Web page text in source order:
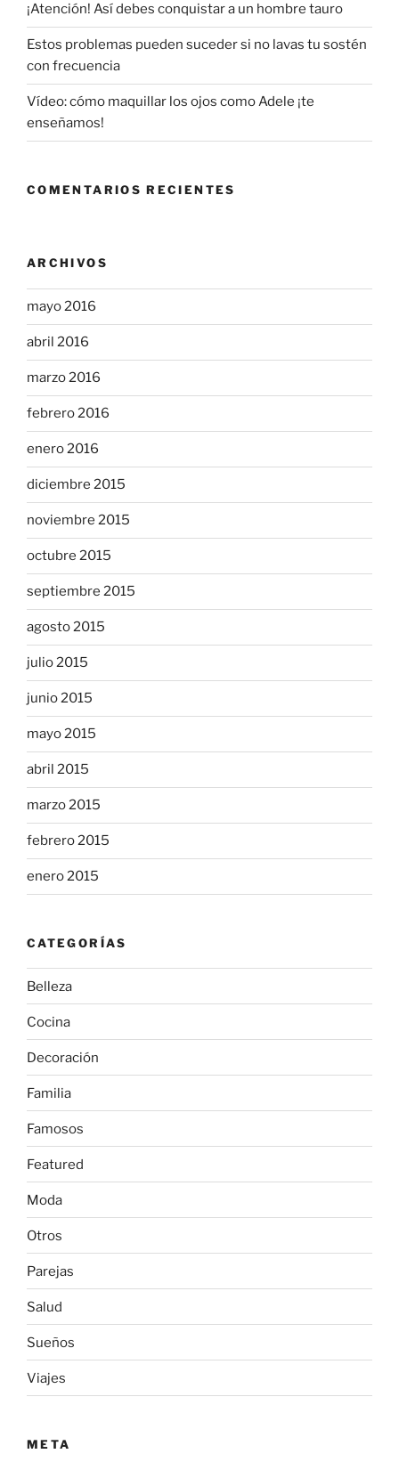
¡Atención! Así debes conquistar a un hombre tauro
Estos problemas pueden suceder si no lavas tu sostén
con frecuencia
Vídeo: cómo maquillar los ojos como Adele ¡te
enseñamos!
COMENTARIOS RECIENTES
ARCHIVOS
mayo 2016
abril 2016
marzo 2016
febrero 2016
enero 2016
diciembre 2015
noviembre 2015
octubre 2015
septiembre 2015
agosto 2015
julio 2015
junio 2015
mayo 2015
abril 2015
marzo 2015
febrero 2015
enero 2015
CATEGORÍAS
Belleza
Cocina
Decoración
Familia
Famosos
Featured
Moda
Otros
Parejas
Salud
Sueños
Viajes
META